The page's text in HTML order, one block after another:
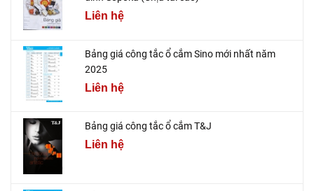
Liên hệ
Bảng giá công tắc ổ cắm Sino mới nhất năm
2025
Liên hệ
Bảng giá công tắc ổ cắm T&J
Liên hệ